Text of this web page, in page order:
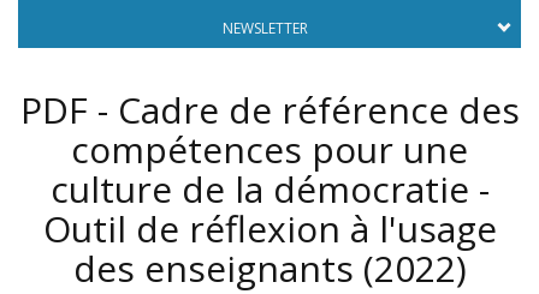
NEWSLETTER
PDF - Cadre de référence des
compétences pour une
culture de la démocratie -
Outil de réflexion à l'usage
des enseignants (2022)